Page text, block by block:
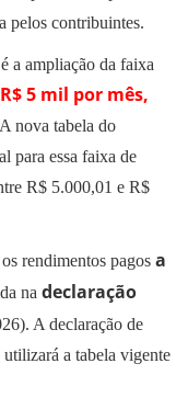
pelos contribuintes.
a ampliação da faixa
5 mil por mês,
nova tabela do
para essa faixa de
R$ 5.000,01 e R$
rendimentos pagos a
na declaração
A declaração de
a tabela vigente